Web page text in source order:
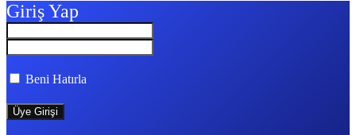
Giriş Yap
Beni Hatırla